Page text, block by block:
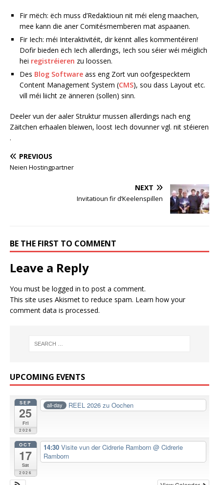
Fir mëch: ëch muss d’Redaktioun nit méi eleng maachen,
mee kann die aner Comitésmemberen mat aspaanen.
Fir Iech: méi Interaktivitéit, dir kënnt alles kommentéiren!
Dofir bieden ëch Iech allerdings, Iech sou séier wéi méiglich
hei registréieren zu loossen.
Des Blog Software ass eng Zort vun oofgespecktem
Content Management System (CMS), sou dass Layout etc.
vill méi liicht ze änneren (sollen) sinn.
Deeler vun der aaler Struktur mussen allerdings nach eng
Zäitchen erhaalen bleiwen, loost Iech dovunner vgl. nit stéieren
.
PREVIOUS
Neien Hostingpartner
NEXT
Invitatioun fir d’Keelenspillen
BE THE FIRST TO COMMENT
Leave a Reply
You must be logged in to post a comment.
This site uses Akismet to reduce spam. Learn how your
comment data is processed.
UPCOMING EVENTS
SEP
25
Fri
2026
all-day REEL 2026 zu Oochen
OCT
17
Sat
2026
14:30 Visite vun der Cidrerie Ramborn @ Cidrerie
Ramborn